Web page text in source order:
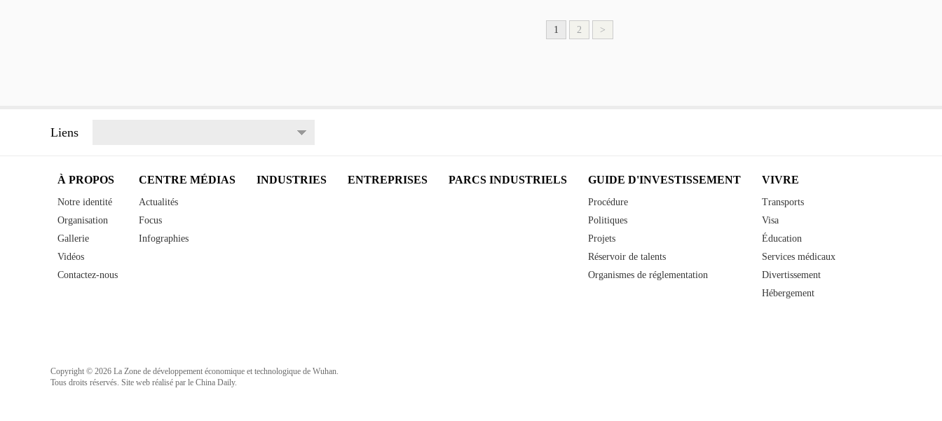
1 2 >
Liens
À PROPOS
Notre identité
Organisation
Gallerie
Vidéos
Contactez-nous
CENTRE MÉDIAS
Actualités
Focus
Infographies
INDUSTRIES ENTREPRISES PARCS INDUSTRIELS GUIDE D'INVESTISSEMENT
Procédure
Politiques
Projets
Réservoir de talents
Organismes de réglementation
VIVRE
Transports
Visa
Éducation
Services médicaux
Divertissement
Hébergement
Copyright © 2026 La Zone de développement économique et technologique de Wuhan.
Tous droits réservés. Site web réalisé par le China Daily.